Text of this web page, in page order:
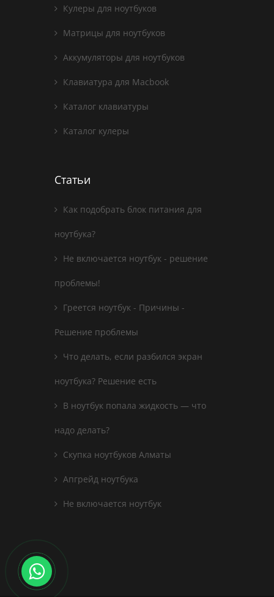
Кулеры для ноутбуков
Матрицы для ноутбуков
Аккумуляторы для ноутбуков
Клавиатура для Macbook
Каталог клавиатуры
Каталог кулеры
Статьи
Как подобрать блок питания для
ноутбука?
Не включается ноутбук - решение
проблемы!
Греется ноутбук - Причины -
Решение проблемы
Что делать, если разбился экран
ноутбука? Решение есть
В ноутбук попала жидкость — что
надо делать?
Скупка ноутбуков Алматы
Апгрейд ноутбука
Не включается ноутбук